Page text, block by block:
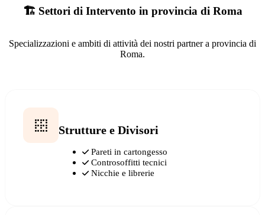
🏗️ Settori di Intervento in provincia di Roma
Specializzazioni e ambiti di attività dei nostri partner a provincia di
Roma.
Strutture e Divisori
Pareti in cartongesso
Controsoffitti tecnici
Nicchie e librerie